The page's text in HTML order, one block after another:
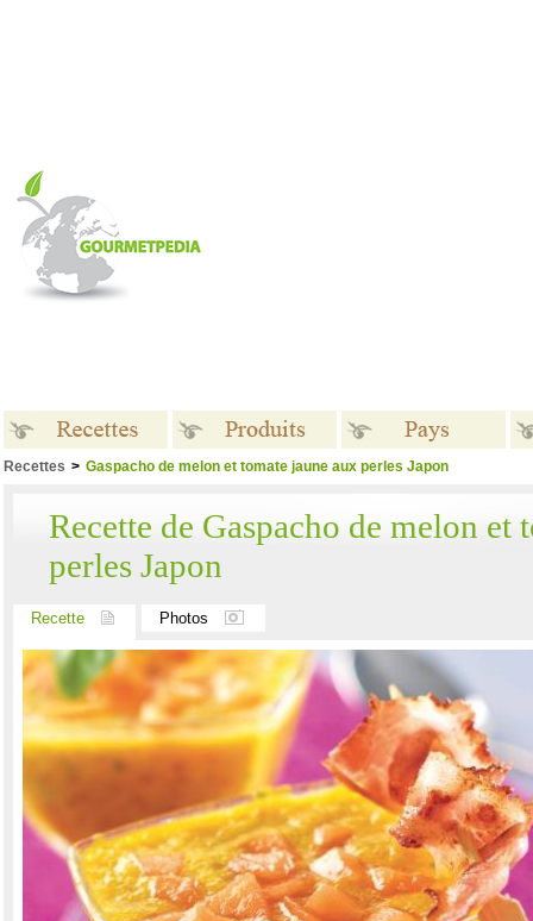
Recettes > Gaspacho de melon et tomate jaune aux perles Japon
Recette de Gaspacho de melon et
perles Japon
Recette Photos